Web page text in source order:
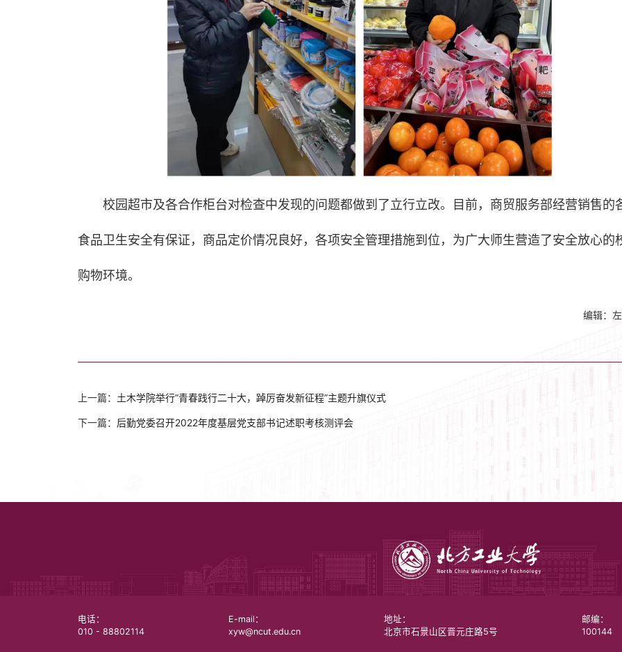
校园超市及各合作柜台对检查中发现的问题都做到了立行立改。目前，商贸服务部经营销售的
食品卫生安全有保证，商品定价情况良好，各项安全管理措施到位，为广大师生营造了安全放心的
购物环境。
编辑：
上一篇： 土木学院举行“青春践行二十大，踔厉奋发新征程”主题升旗仪式
下一篇： 后勤党委召开2022年度基层党支部书记述职考核测评会
电话：
010 - 88802114
E-mail：
xyw@ncut.edu.cn
地址：
北京市石景山区晋元庄路5号
邮编：
100144